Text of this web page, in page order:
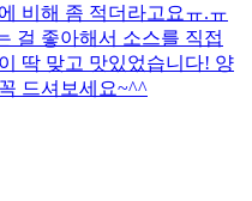
비해 좀 적더라고요ㅠ.ㅠ
걸 좋아해서 소스를 직접
딱 맞고 맛있었습니다! 양
드셔보세요~^^